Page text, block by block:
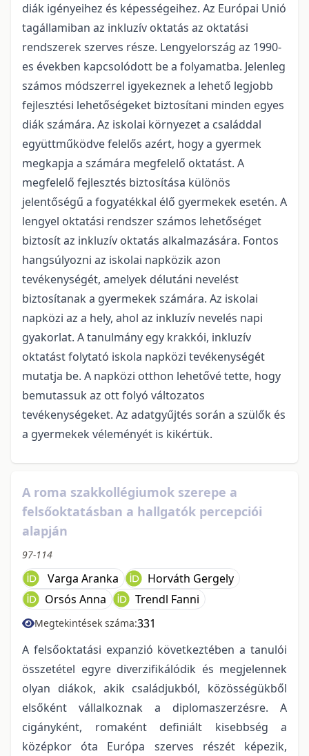
diák igényeihez és képességeihez. Az Európai Unió
tagállamiban az inkluzív oktatás az oktatási
rendszerek szerves része. Lengyelország az 1990-
es években kapcsolódott be a folyamatba. Jelenleg
számos módszerrel igyekeznek a lehető legjobb
fejlesztési lehetőségeket biztosítani minden egyes
diák számára. Az iskolai környezet a családdal
együttműködve felelős azért, hogy a gyermek
megkapja a számára megfelelő oktatást. A
megfelelő fejlesztés biztosítása különös
jelentőségű a fogyatékkal élő gyermekek esetén. A
lengyel oktatási rendszer számos lehetőséget
biztosít az inkluzív oktatás alkalmazására. Fontos
hangsúlyozni az iskolai napközik azon
tevékenységét, amelyek délutáni nevelést
biztosítanak a gyermekek számára. Az iskolai
napközi az a hely, ahol az inkluzív nevelés napi
gyakorlat. A tanulmány egy krakkói, inkluzív
oktatást folytató iskola napközi tevékenységét
mutatja be. A napközi otthon lehetővé tette, hogy
bemutassuk az ott folyó változatos
tevékenységeket. Az adatgyűjtés során a szülők és
a gyermekek véleményét is kikértük.
A roma szakkollégiumok szerepe a
felsőoktatásban a hallgatók percepciói
alapján
97-114
Varga Aranka
Horváth Gergely
Orsós Anna
Trendl Fanni
Megtekintések száma:331
A felsőoktatási expanzió következtében a tanulói
összetétel egyre diverzifikálódik és megjelennek
olyan diákok, akik családjukból, közösségükből
elsőként vállalkoznak a diplomaszerzésre. A
cigányként, romaként definiált kisebbség a
középkor óta Európa szerves részét képezik,